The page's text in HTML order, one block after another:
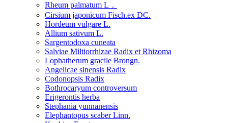
Rheum palmatum L．
Cirsium japonicum Fisch.ex DC.
Hordeum vulgare L.
Allium sativum L.
Sargentodoxa cuneata
Salviae Miltiorrhizae Radix et Rhizoma
Lophatherum gracile Brongn.
Angelicae sinensis Radix
Codonopsis Radix
Bothrocaryum controversum
Erigerontis herba
Stephania yunnanensis
Elephantopus scaber Linn.